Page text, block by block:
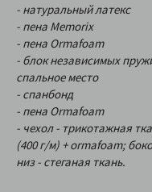
- натуральный латекс
- пена Memorix
- пена Ormafoam
- блок независимых
спальное место
- спанбонд
- пена Ormafoam
- чехол - трикотажная
(400 г/м) + ormafoam;
низ - стеганая ткань.